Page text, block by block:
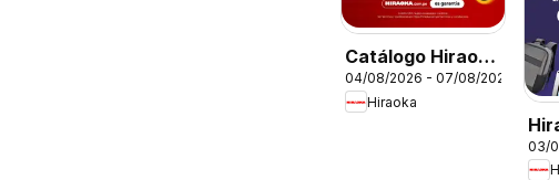
Catálogo Hiraoka
- Martes De
Combos
04/08/2026 - 07/08/2026
Hiraoka
03/